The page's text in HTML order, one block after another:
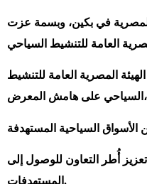
المصرية في بكين، وبسمة عزت
المصرية العامة للتنشيط
السياحي على هامش المعرض،
أُطر التعاون للوصول إلى
المستهدفات.